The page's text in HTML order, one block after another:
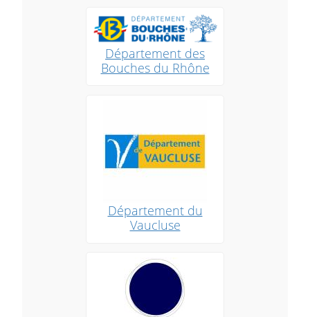
Département des
Bouches du Rhône
Département du
Vaucluse